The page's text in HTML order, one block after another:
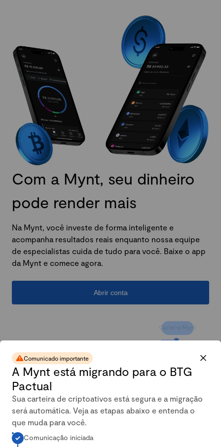
Com a Mynt, seu dinheiro
pode render mais
Na Mynt, você investe de forma inteligente e
acompanha resultados reais enquanto nossa equipe
de especialistas cuida de tudo para você. Baixe o app
da Mynt e comece agora.
Abrir conta
A carteira conservadora da
Comunicado importante
A Mynt está migrando para o BTG
Pactual
Sua carteira de criptoativos está segura e a migração
será automática. Veja as etapas abaixo e entenda o
que muda para você.
Comunicação iniciada